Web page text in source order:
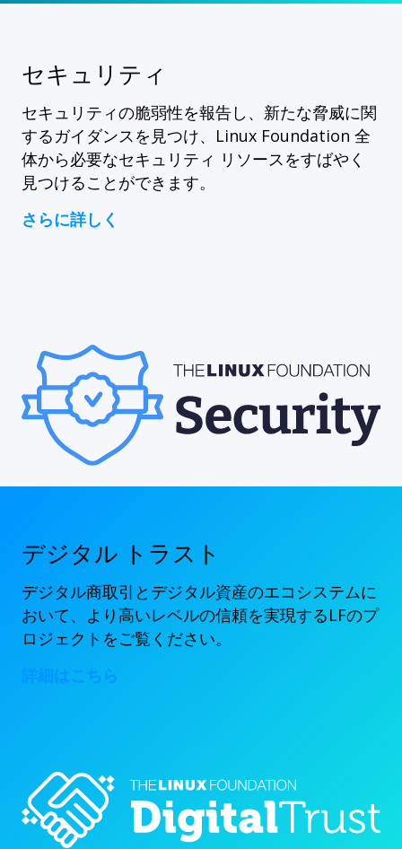
セキュリティ
セキュリティの脆弱性を報告し、新たな脅威に関
するガイダンスを見つけ、Linux Foundation 全
体から必要なセキュリティ リソースをすばやく
見つけることができます。
さらに詳しく
デジタル トラスト
デジタル商取引とデジタル資産のエコシステムに
おいて、より高いレベルの信頼を実現するLFのプ
ロジェクトをご覧ください。
詳細はこちら